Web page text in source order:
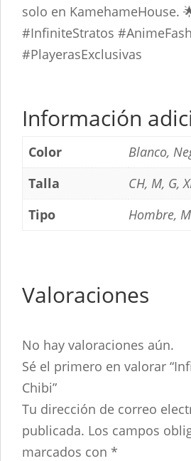
solo en KamehameHouse.
#InfiniteStratos
#PlayerasExclusivas
Información
Color
Blanco,
Talla
CH, M, G,
Tipo
Hombre,
Valoraciones
No hay valoraciones aún.
Sé el primero en valorar
Chibi”
Tu dirección de correo
publicada. Los campos
marcados con *